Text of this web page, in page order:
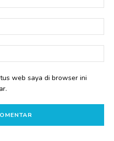
web saya di browser ini